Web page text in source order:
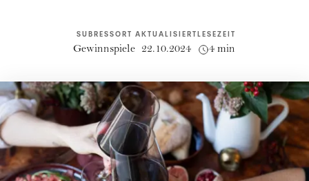
SUBRESSORT
Gewinnspiele
AKTUALISIERT
22.10.2024
LESEZEIT
4 min